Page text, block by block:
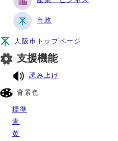
市政
大阪市トップページ
支援機能
読み上げ
背景色
標準
青
黄